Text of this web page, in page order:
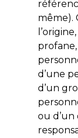
même).
profane,
d’une
d’un
ou d’un